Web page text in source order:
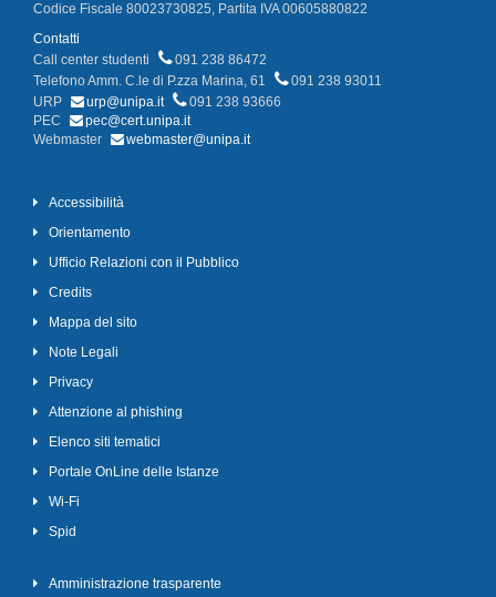
Codice Fiscale 80023730825, Partita IVA 00605880822
Contatti
Call center studenti
091 238 86472
Telefono Amm. C.le di P.zza Marina, 61
091 238 93011
URP
urp@unipa.it
091 238 93666
PEC
pec@cert.unipa.it
Webmaster
webmaster@unipa.it
Accessibilità
Orientamento
Ufficio Relazioni con il Pubblico
Credits
Mappa del sito
Note Legali
Privacy
Attenzione al phishing
Elenco siti tematici
Portale OnLine delle Istanze
Wi-Fi
Spid
Amministrazione trasparente